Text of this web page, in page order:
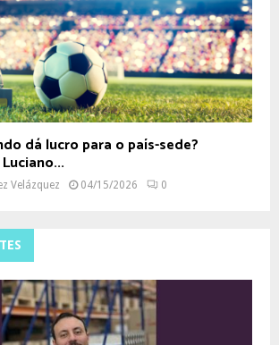
dá lucro para o país-sede?
Velázquez 04/15/2026 0